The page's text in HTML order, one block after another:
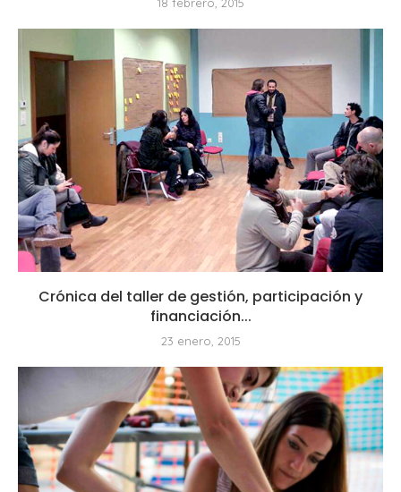
Crónica del taller de gestión, participación y
financiación...
23 enero, 2015